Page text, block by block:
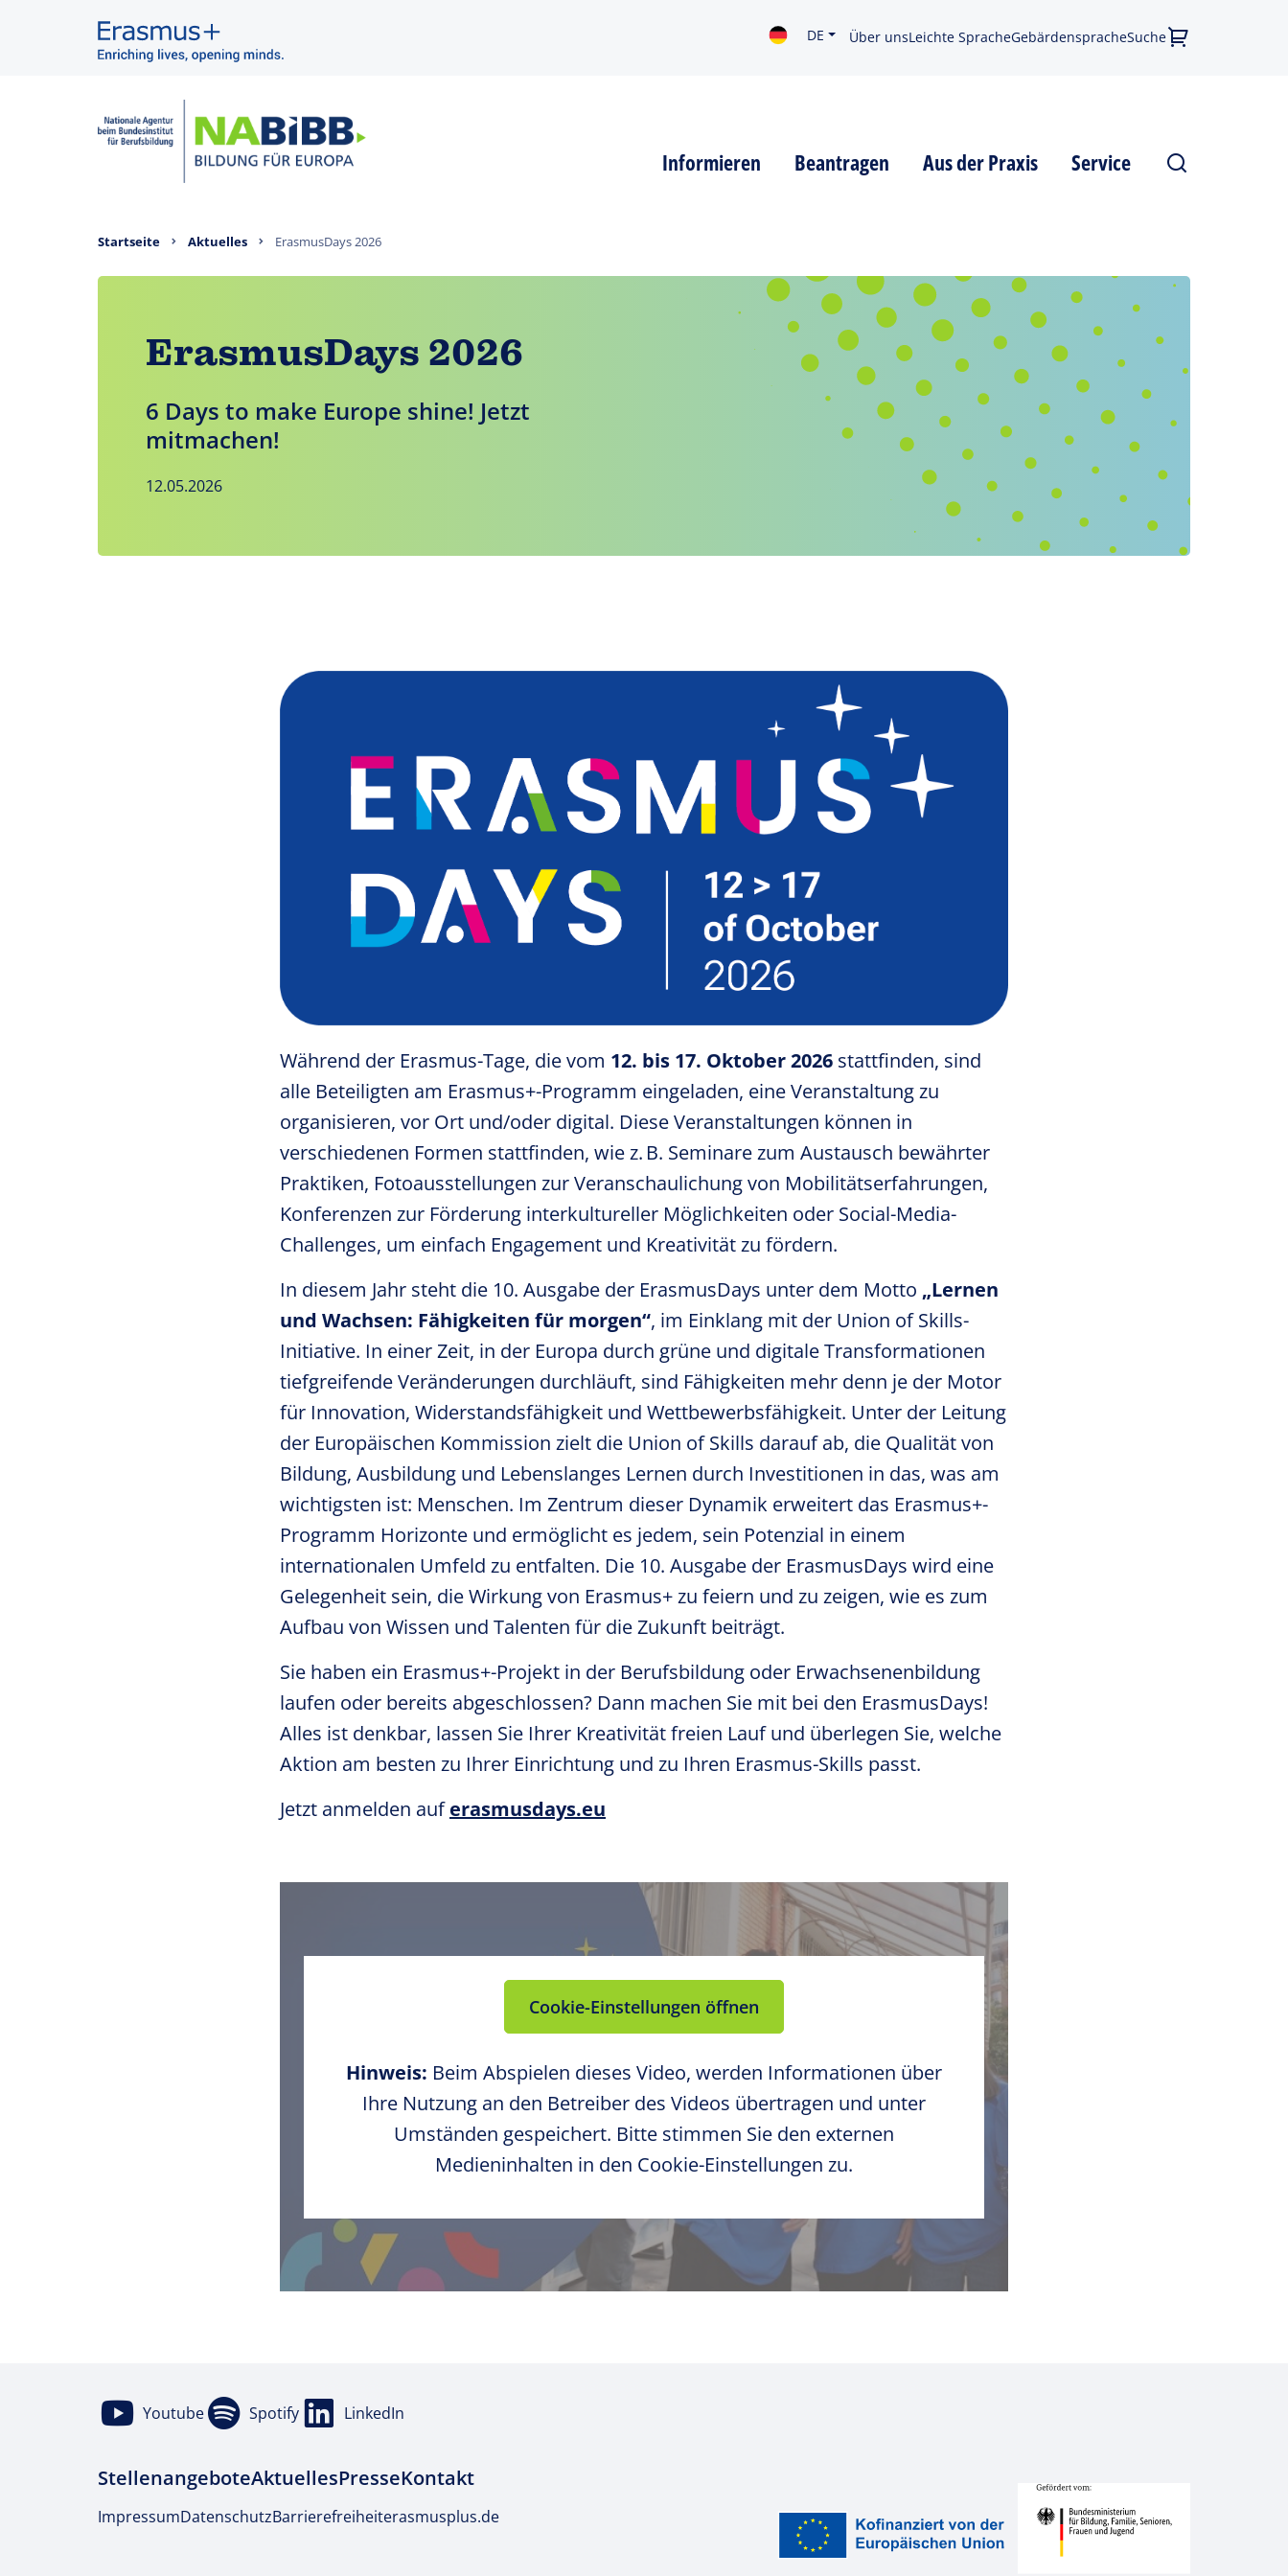
DE Über unsLeichte SpracheGebärdenspracheSuche
Informieren Beantragen Aus der Praxis Service
Startseite Aktuelles ErasmusDays 2026
ErasmusDays 2026
6 Days to make Europe shine! Jetzt
mitmachen!
12.05.2026
Während der Erasmus-Tage, die vom 12. bis 17. Oktober 2026 stattfinden, sind
alle Beteiligten am Erasmus+-Programm eingeladen, eine Veranstaltung zu
organisieren, vor Ort und/oder digital. Diese Veranstaltungen können in
verschiedenen Formen stattfinden, wie z. B. Seminare zum Austausch bewährter
Praktiken, Fotoausstellungen zur Veranschaulichung von Mobilitätserfahrungen,
Konferenzen zur Förderung interkultureller Möglichkeiten oder Social-Media-
Challenges, um einfach Engagement und Kreativität zu fördern.
In diesem Jahr steht die 10. Ausgabe der ErasmusDays unter dem Motto „Lernen
und Wachsen: Fähigkeiten für morgen“, im Einklang mit der Union of Skills-
Initiative. In einer Zeit, in der Europa durch grüne und digitale Transformationen
tiefgreifende Veränderungen durchläuft, sind Fähigkeiten mehr denn je der Motor
für Innovation, Widerstandsfähigkeit und Wettbewerbsfähigkeit. Unter der Leitung
der Europäischen Kommission zielt die Union of Skills darauf ab, die Qualität von
Bildung, Ausbildung und Lebenslanges Lernen durch Investitionen in das, was am
wichtigsten ist: Menschen. Im Zentrum dieser Dynamik erweitert das Erasmus+-
Programm Horizonte und ermöglicht es jedem, sein Potenzial in einem
internationalen Umfeld zu entfalten. Die 10. Ausgabe der ErasmusDays wird eine
Gelegenheit sein, die Wirkung von Erasmus+ zu feiern und zu zeigen, wie es zum
Aufbau von Wissen und Talenten für die Zukunft beiträgt.
Sie haben ein Erasmus+-Projekt in der Berufsbildung oder Erwachsenenbildung
laufen oder bereits abgeschlossen? Dann machen Sie mit bei den ErasmusDays!
Alles ist denkbar, lassen Sie Ihrer Kreativität freien Lauf und überlegen Sie, welche
Aktion am besten zu Ihrer Einrichtung und zu Ihren Erasmus-Skills passt.
Jetzt anmelden auferasmusdays.eu
Cookie-Einstellungen öffnen
Hinweis: Beim Abspielen dieses Video, werden Informationen über
Ihre Nutzung an den Betreiber des Videos übertragen und unter
Umständen gespeichert. Bitte stimmen Sie den externen
Medieninhalten in den Cookie-Einstellungen zu.
Youtube Spotify LinkedIn
StellenangeboteAktuellesPresseKontakt
ImpressumDatenschutzBarrierefreiheiterasmusplus.de